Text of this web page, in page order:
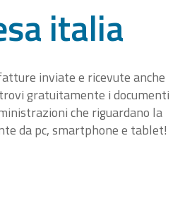
italia
inviate e ricevute anche
gratuitamente i documenti
che riguardano la
da pc, smartphone e tablet!